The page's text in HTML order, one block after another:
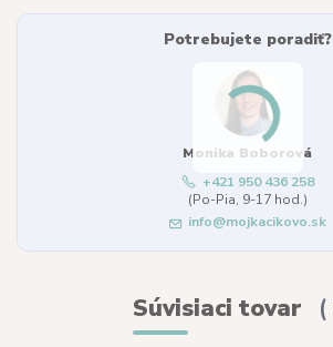
Potrebujete poradiť?
Monika Boborová
+421 950 436 258
(Po-Pia, 9-17 hod.)
info@mojkacikovo.sk
Súvisiaci tovar